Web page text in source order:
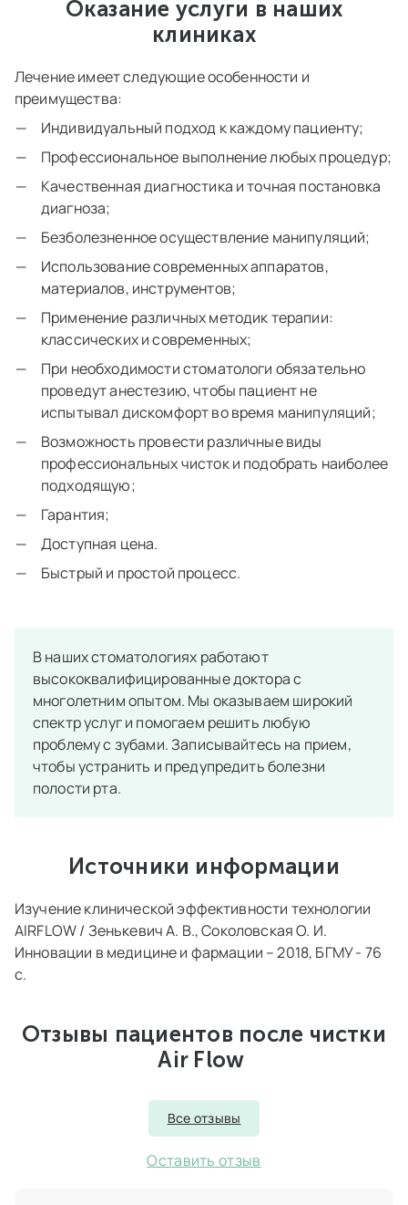
Оказание услуги в наших
клиниках
Лечение имеет следующие особенности и
преимущества:
Индивидуальный подход к каждому пациенту;
Профессиональное выполнение любых процедур;
Качественная диагностика и точная постановка
диагноза;
Безболезненное осуществление манипуляций;
Использование современных аппаратов,
материалов, инструментов;
Применение различных методик терапии:
классических и современных;
При необходимости стоматологи обязательно
проведут анестезию, чтобы пациент не
испытывал дискомфорт во время манипуляций;
Возможность провести различные виды
профессиональных чисток и подобрать наиболее
подходящую;
Гарантия;
Доступная цена.
Быстрый и простой процесс.
В наших стоматологиях работают
высококвалифицированные доктора с
многолетним опытом. Мы оказываем широкий
спектр услуг и помогаем решить любую
проблему с зубами. Записывайтесь на прием,
чтобы устранить и предупредить болезни
полости рта.
Источники информации
Изучение клинической эффективности технологии
AIRFLOW / Зенькевич А. В., Соколовская О. И.
Инновации в медицине и фармации – 2018, БГМУ - 76
с.
Отзывы пациентов после чистки
Air Flow
Все отзывы
Оставить отзыв